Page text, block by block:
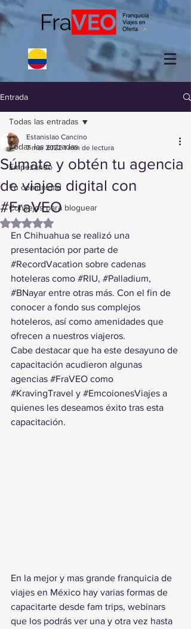
Entrada
Todas las entradas
Empezando
Tu comunidad
Consejos para bloguear
Todas las entradas
Súmate y obtén tu agencia
de viajes digital con
#FraVEO
Estanislao Cancino
7 mar 2022 1 min de lectura
Obtuvo NaN de 5 estrellas.
En Chihuahua se realizó una
presentación por parte de
#RecordVacation sobre cadenas
hoteleras como #RIU, #Palladium,
#BNayar entre otras más. Con el fin de
conocer a fondo sus complejos
hoteleros, así como amenidades que
ofrecen a nuestros viajeros.
Cabe destacar que ha este desayuno de
capacitación acudieron algunas
agencias #FraVEO como
#KravingTravel y #EmcoionesViajes a
quienes les deseamos éxito tras esta
capacitación.
En la mejor y mas grande franquicia de
viajes en México hay varias formas de
capacitarte desde fam trips, webinars
que los podrás ver una y otra vez hasta